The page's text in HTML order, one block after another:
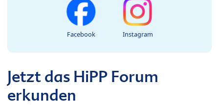
Facebook Instagram
Jetzt das HiPP Forum
erkunden